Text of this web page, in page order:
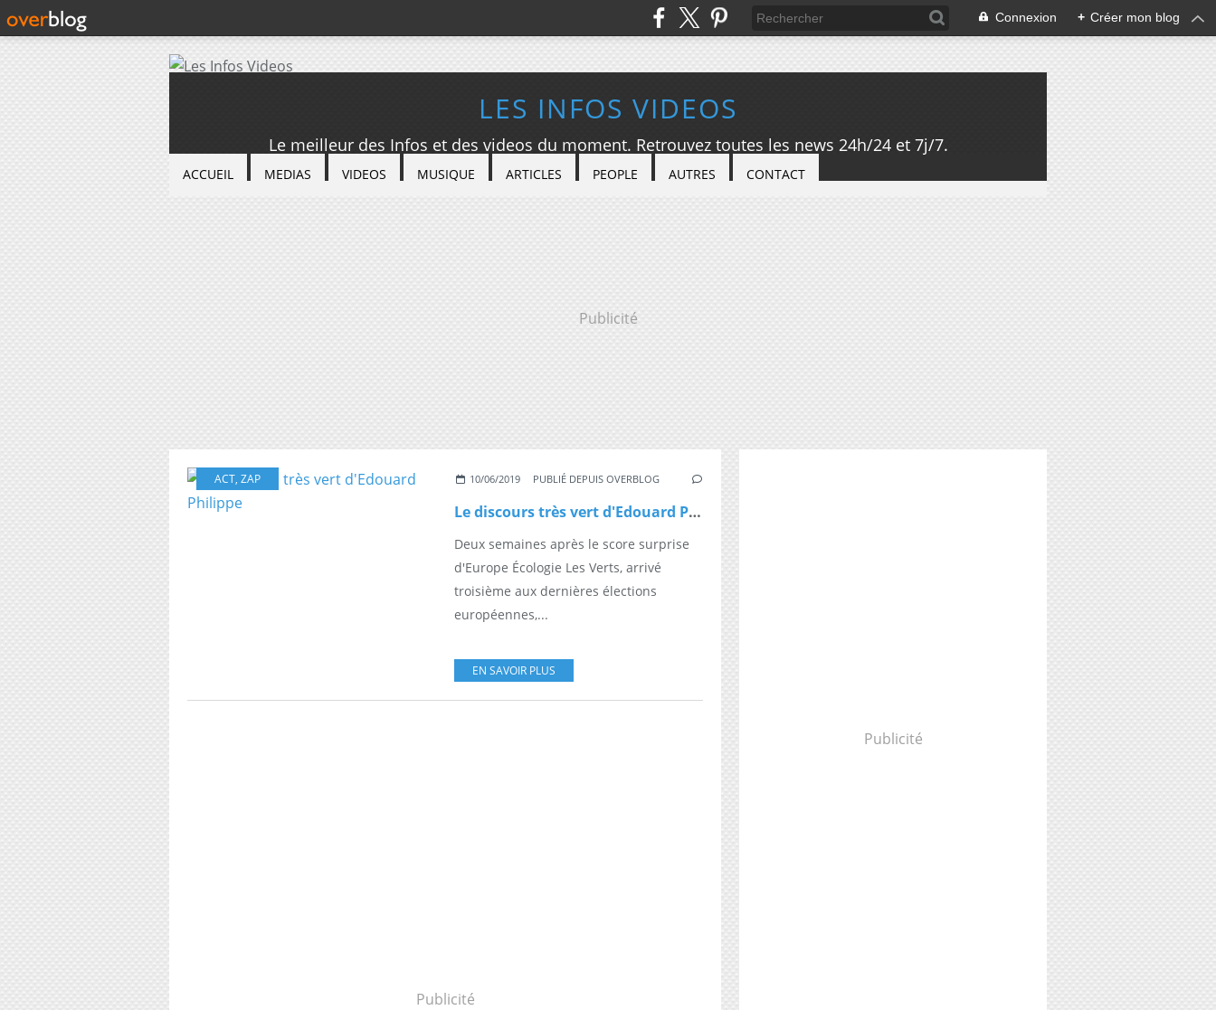
Connexion + Créer mon blog
LES INFOS VIDEOS
Le meilleur des Infos et des videos du moment. Retrouvez toutes les news 24h/24 et 7j/7.
ACCUEIL MEDIAS VIDEOS MUSIQUE ARTICLES PEOPLE AUTRES CONTACT
Publicité
ACT, ZAP 10/06/2019 PUBLIÉ DEPUIS OVERBLOG
Le discours très vert d'Edouard Philippe
Deux semaines après le score surprise
d'Europe Écologie Les Verts, arrivé
troisième aux dernières élections
européennes,...
EN SAVOIR PLUS
Publicité
Publicité